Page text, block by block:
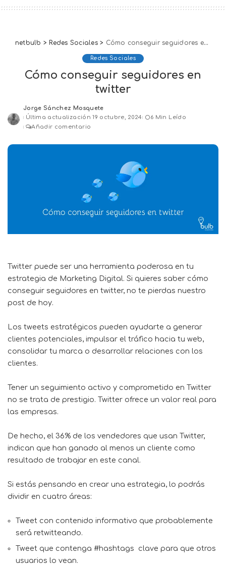
netbulb > Redes Sociales> Cómo conseguir seguidores en twitter
Redes Sociales
Cómo conseguir seguidores en
twitter
Posted
by
Jorge Sánchez Mosquete
Última actualización 19 octubre, 2024
6 Min Leído
Añadir comentario
Twitter puede ser una herramienta poderosa en tu
estrategia de Marketing Digital. Si quieres saber cómo
conseguir seguidores en twitter, no te pierdas nuestro
post de hoy.
Los tweets estratégicos pueden ayudarte a generar
clientes potenciales, impulsar el tráfico hacia tu web,
consolidar tu marca o desarrollar relaciones con los
clientes.
Tener un seguimiento activo y comprometido en Twitter
no se trata de prestigio. Twitter ofrece un valor real para
las empresas.
De hecho, el 36% de los vendedores que usan Twitter,
indican que han ganado al menos un cliente como
resultado de trabajar en este canal.
Si estás pensando en crear una estrategia, lo podrás
dividir en cuatro áreas:
Tweet con contenido informativo que probablemente
será retwitteando.
Tweet que contenga #hashtags clave para que otros
usuarios lo vean.